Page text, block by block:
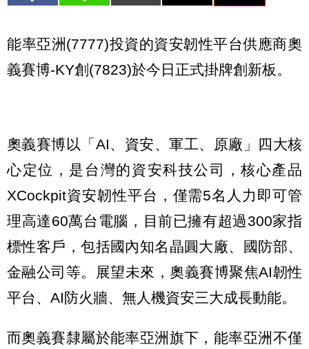
能率亞洲(7777)投資的資安韌性平台供應商奧
義賽博-KY創(7823)於今日正式掛牌創新板。
奧義賽博以「AI、資安、軍工、原廠」四大核
心定位，是台灣的資安科技公司，核心產品
XCockpit資安韌性平台，僅需5名人力即可管
理高達60萬台電腦，目前已擁有超過300家指
標性客戶，包括國內知名晶圓大廠、國防部、
金融公司等。展望未來，奧義賽博聚焦AI韌性
平台、AI防火牆、無人機資安三大成長動能。
而奧義賽隸屬於能率亞洲旗下，能率亞洲不僅